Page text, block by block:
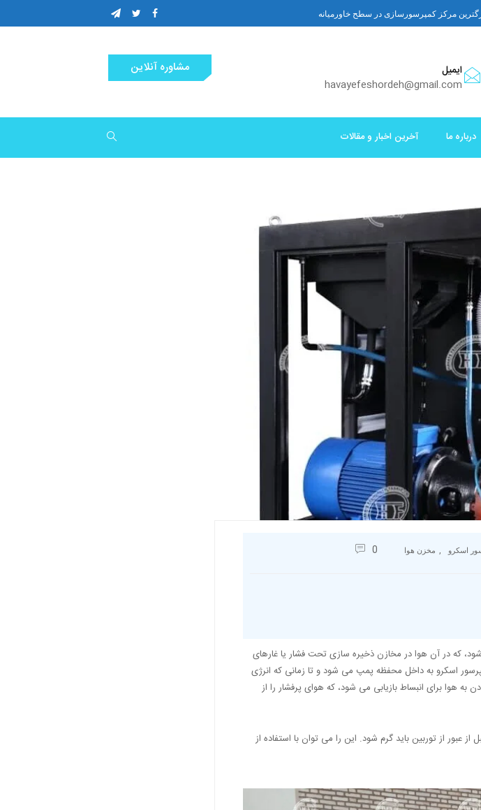
مرکز کمپرسورسازی در سطح خاورمیانه
ایمیل
havayefeshordeh@gmail.com
مشاوره آنلاین
درباره ما آخرین اخبار و مقالات
اسکرو , مخزن هوا 0
که در آن هوا در مخازن ذخیره سازی تحت فشار یا غارهای
اسکرو به داخل محفظه پمپ می شود و تا زمانی که انرژی
به هوا برای انبساط بازیابی می شود، که هوای پرفشار را از
از توربین باید گرم شود. این را می توان با استفاده از